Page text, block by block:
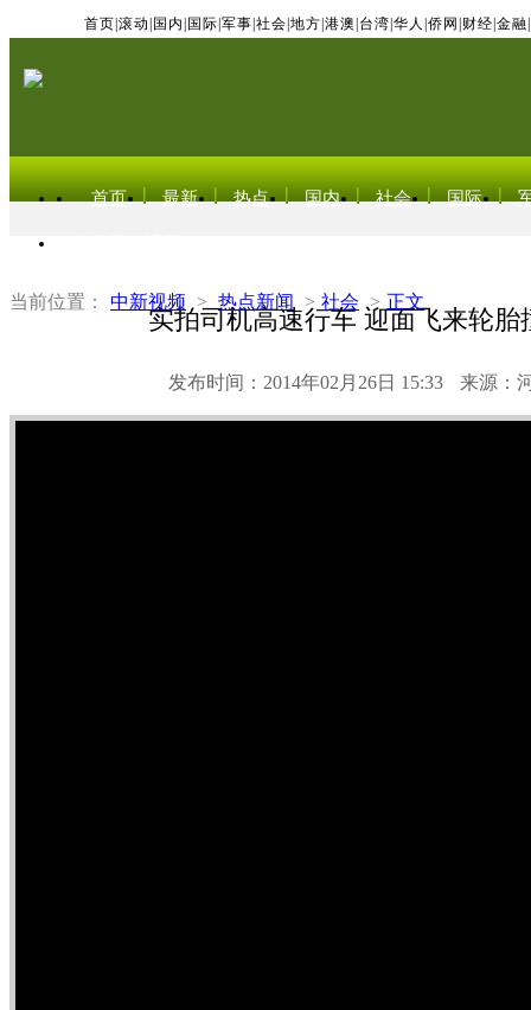
首页 滚动 国内 国际 军事 社会 地方 港澳 台湾 华人 侨网 财经 金融
首页 最新 热点 国内 社会 国际
当前位置： 中新视频 > 热点新闻 > 社会 > 正文
实拍司机高速行车 迎面飞来轮胎
发布时间：2014年02月26日 15:33 来源：